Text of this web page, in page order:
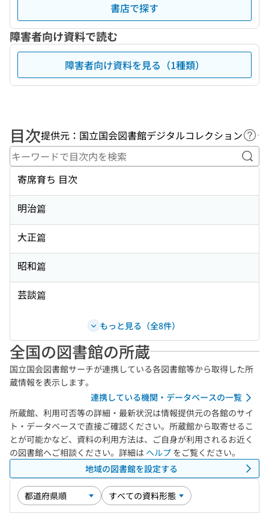
書店で探す
障害者向け資料で読む
障害者向け資料を見る（1種類）
目次提供元：国立国会図書館デジタルコレクション ヘ
キ
寄席育ち 目次
明治篇
大正篇
昭和篇
芸談篇
もっと見る（全8件）
全国の図書館の所蔵
国立国会図書館サーチが連携している各図書館等から取得した所
蔵情報を表示します。
連携している機関・データベースの一覧
所蔵館、利用可否等の詳細・最新状況は情報提供元の各館のサイ
ト・データベースで直接ご確認ください。所蔵館から取寄せるこ
とが可能かなど、資料の利用方法は、ご自身が利用されるお近く
の図書館へご相談ください。詳細は ヘルプ をご覧ください。
地域の図書館を設定する